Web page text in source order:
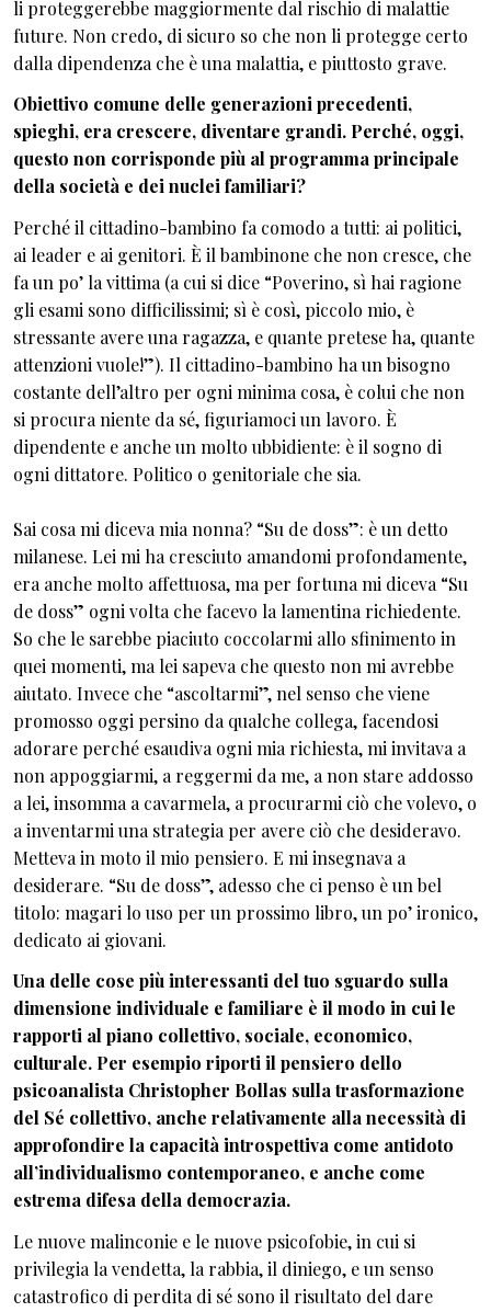
li proteggerebbe maggiormente dal rischio di malattie
future. Non credo, di sicuro so che non li protegge certo
dalla dipendenza che è una malattia, e piuttosto grave.
Obiettivo comune delle generazioni precedenti,
spieghi, era crescere, diventare grandi. Perché, oggi,
questo non corrisponde più al programma principale
della società e dei nuclei familiari?
Perché il cittadino-bambino fa comodo a tutti: ai politici,
ai leader e ai genitori. È il bambinone che non cresce, che
fa un po’ la vittima (a cui si dice “Poverino, sì hai ragione
gli esami sono difficilissimi; sì è così, piccolo mio, è
stressante avere una ragazza, e quante pretese ha, quante
attenzioni vuole!”). Il cittadino-bambino ha un bisogno
costante dell’altro per ogni minima cosa, è colui che non
si procura niente da sé, figuriamoci un lavoro. È
dipendente e anche un molto ubbidiente: è il sogno di
ogni dittatore. Politico o genitoriale che sia.
Sai cosa mi diceva mia nonna? “Su de doss”: è un detto
milanese. Lei mi ha cresciuto amandomi profondamente,
era anche molto affettuosa, ma per fortuna mi diceva “Su
de doss” ogni volta che facevo la lamentina richiedente.
So che le sarebbe piaciuto coccolarmi allo sfinimento in
quei momenti, ma lei sapeva che questo non mi avrebbe
aiutato. Invece che “ascoltarmi”, nel senso che viene
promosso oggi persino da qualche collega, facendosi
adorare perché esaudiva ogni mia richiesta, mi invitava a
non appoggiarmi, a reggermi da me, a non stare addosso
a lei, insomma a cavarmela, a procurarmi ciò che volevo, o
a inventarmi una strategia per avere ciò che desideravo.
Metteva in moto il mio pensiero. E mi insegnava a
desiderare. “Su de doss”, adesso che ci penso è un bel
titolo: magari lo uso per un prossimo libro, un po’ ironico,
dedicato ai giovani.
Una delle cose più interessanti del tuo sguardo sulla
dimensione individuale e familiare è il modo in cui le
rapporti al piano collettivo, sociale, economico,
culturale. Per esempio riporti il pensiero dello
psicoanalista Christopher Bollas sulla trasformazione
del Sé collettivo, anche relativamente alla necessità di
approfondire la capacità introspettiva come antidoto
all’individualismo contemporaneo, e anche come
estrema difesa della democrazia.
Le nuove malinconie e le nuove psicofobie, in cui si
privilegia la vendetta, la rabbia, il diniego, e un senso
catastrofico di perdita di sé sono il risultato del dare